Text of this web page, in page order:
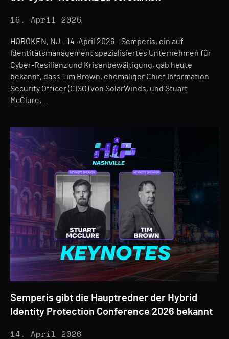
16. April 2026
HOBOKEN, NJ – 14. April 2026 – Semperis, ein auf
Identitätsmanagement spezialisiertes Unternehmen für
Cyber-Resilienz und Krisenbewältigung, gab heute
bekannt, dass Tim Brown, ehemaliger Chief Information
Security Officer (CISO) von SolarWinds, und Stuart
McClure,…
Semperis gibt die Hauptredner der Hybrid
Identity Protection Conference 2026 bekannt
14. April 2026